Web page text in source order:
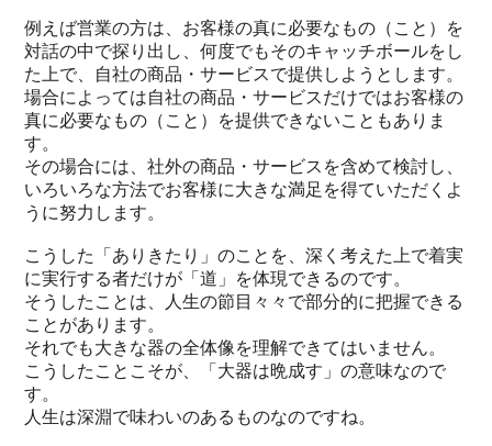
例えば営業の方は、お客様の真に必要なもの（こと）を
対話の中で探り出し、何度でもそのキャッチボールをし
た上で、自社の商品・サービスで提供しようとします。
場合によっては自社の商品・サービスだけではお客様の
真に必要なもの（こと）を提供できないこともありま
す。
その場合には、社外の商品・サービスを含めて検討し、
いろいろな方法でお客様に大きな満足を得ていただくよ
うに努力します。
こうした「ありきたり」のことを、深く考えた上で着実
に実行する者だけが「道」を体現できるのです。
そうしたことは、人生の節目々々で部分的に把握できる
ことがあります。
それでも大きな器の全体像を理解できてはいません。
こうしたことこそが、「大器は晩成す」の意味なので
す。
人生は深淵で味わいのあるものなのですね。